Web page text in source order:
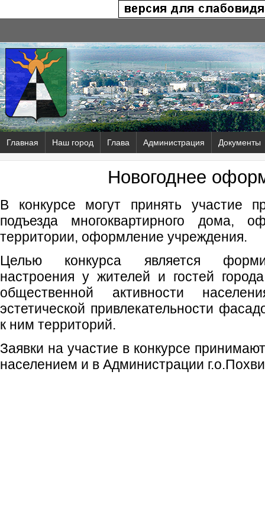
Главная Наш город Глава Администрация Документы
Новогоднее
В конкурсе могут принять участие
подъезда многоквартирного дома,
территории, оформление учреждения.
Целью конкурса является
настроения у жителей и гостей
общественной активности
эстетической привлекательности
к ним территорий.
Заявки на участие в конкурсе
населением и в Администрации